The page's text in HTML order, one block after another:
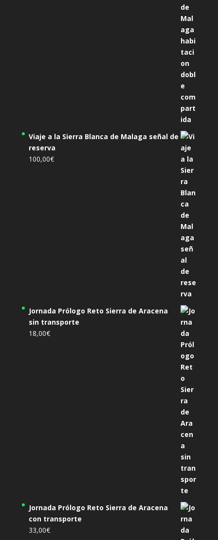
Viaje a la Sierra Blanca de Malaga señal de
reserva
100,00€
Jornada Prólogo Reto Sierra de Aracena
sin transporte
18,00€
Jornada Prólogo Reto Sierra de Aracena
con transporte
33,00€